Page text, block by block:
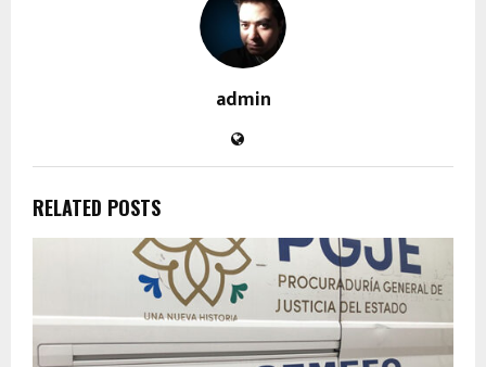
admin
RELATED POSTS